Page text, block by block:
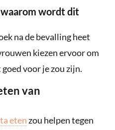
wordt dit
na de bevalling heet
kiezen ervoor om
voor je zou zijn.
van
eten zou helpen tegen